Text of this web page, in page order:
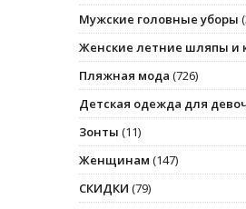
Мужские головные уборы
Женские летние шляпы и
Пляжная мода (726)
Детская одежда для
Зонты (11)
Женщинам (147)
СКИДКИ (79)